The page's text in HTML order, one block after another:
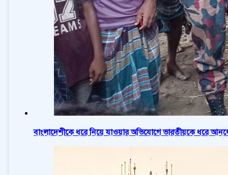
বাংলাদেশীকে ধরে নিয়ে যাওয়ার অভিযোগে ভারতীয়কে ধরে